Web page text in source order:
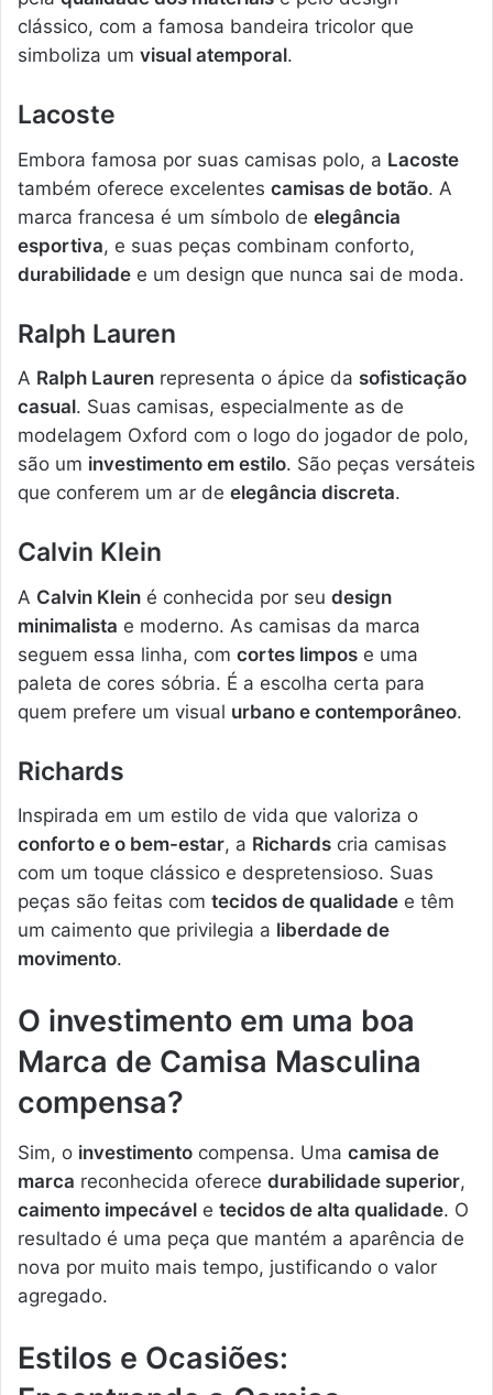
clássico, com a famosa bandeira tricolor que
simboliza um visual atemporal.
Lacoste
Embora famosa por suas camisas polo, a Lacoste
também oferece excelentes camisas de botão. A
marca francesa é um símbolo de elegância
esportiva, e suas peças combinam conforto,
durabilidade e um design que nunca sai de moda.
Ralph Lauren
A Ralph Lauren representa o ápice da sofisticação
casual. Suas camisas, especialmente as de
modelagem Oxford com o logo do jogador de polo,
são um investimento em estilo. São peças versáteis
que conferem um ar de elegância discreta.
Calvin Klein
A Calvin Klein é conhecida por seu design
minimalista e moderno. As camisas da marca
seguem essa linha, com cortes limpos e uma
paleta de cores sóbria. É a escolha certa para
quem prefere um visual urbano e contemporâneo.
Richards
Inspirada em um estilo de vida que valoriza o
conforto e o bem-estar, a Richards cria camisas
com um toque clássico e despretensioso. Suas
peças são feitas com tecidos de qualidade e têm
um caimento que privilegia a liberdade de
movimento.
O investimento em uma boa
Marca de Camisa Masculina
compensa?
Sim, o investimento compensa. Uma camisa de
marca reconhecida oferece durabilidade superior,
caimento impecável e tecidos de alta qualidade. O
resultado é uma peça que mantém a aparência de
nova por muito mais tempo, justificando o valor
agregado.
Estilos e Ocasiões: